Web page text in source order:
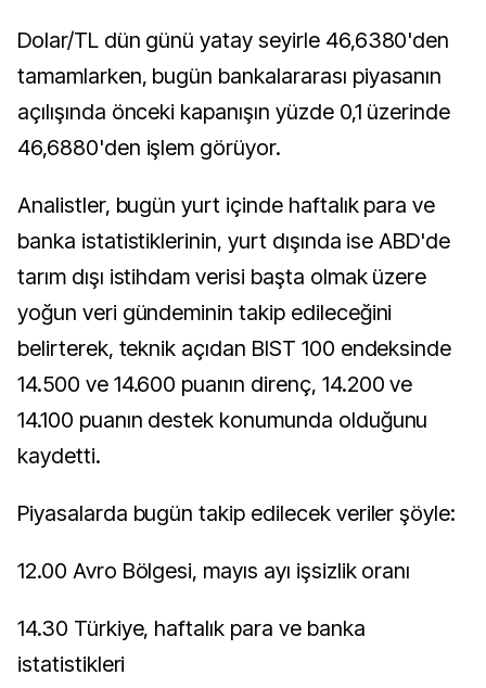
Dolar/TL dün günü yatay seyirle 46,6380'den
tamamlarken, bugün bankalararası piyasanın
açılışında önceki kapanışın yüzde 0,1 üzerinde
46,6880'den işlem görüyor.
Analistler, bugün yurt içinde haftalık para ve
banka istatistiklerinin, yurt dışında ise ABD'de
tarım dışı istihdam verisi başta olmak üzere
yoğun veri gündeminin takip edileceğini
belirterek, teknik açıdan BIST 100 endeksinde
14.500 ve 14.600 puanın direnç, 14.200 ve
14.100 puanın destek konumunda olduğunu
kaydetti.
Piyasalarda bugün takip edilecek veriler şöyle:
12.00 Avro Bölgesi, mayıs ayı işsizlik oranı
14.30 Türkiye, haftalık para ve banka
istatistikleri